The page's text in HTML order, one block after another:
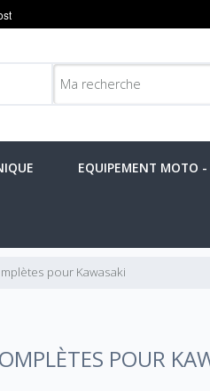
EQUIPEMENT MOTO
pour Kawasaki
POUR